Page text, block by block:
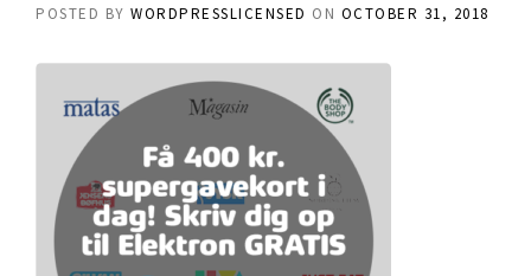
POSTED BY WORDPRESSLICENSED ON OCTOBER 31, 2018